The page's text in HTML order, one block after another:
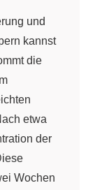
und
kannst
die
etwa
der
Wochen